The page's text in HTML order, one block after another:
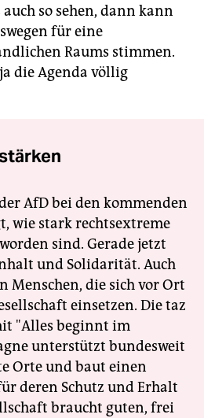
so sehen, dann kann
für eine
Raums stimmen.
die Agenda völlig
AfD bei den kommenden
wie stark rechtsextreme
sind. Gerade jetzt
und Solidarität. Auch
Menschen, die sich vor Ort
einsetzen. Die taz
"Alles beginnt im
unterstützt bundesweit
Orte und baut einen
deren Schutz und Erhalt
braucht guten, frei